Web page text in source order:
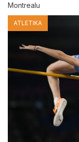
Montrealu
ATLETIKA